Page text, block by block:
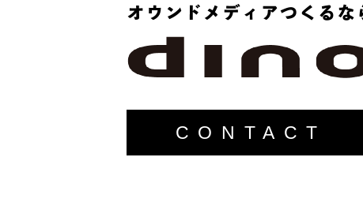
CONTACT